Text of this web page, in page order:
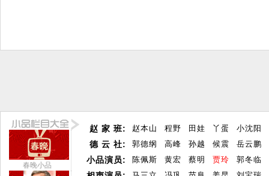
春晚小品
赵 家 班:
德 云 社:
小品演员:
赵本山 程野 田娃 丫蛋
小沈阳
郭德纲
高峰 孙越 候震
岳云鹏
陈佩斯
黄宏 蔡明 贾玲
郭冬临